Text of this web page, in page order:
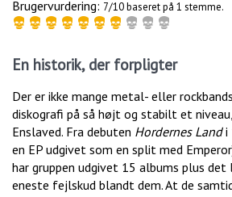
Brugervurdering: 7/10 baseret på 1 stemme.
En historik, der forpligter
Der er ikke mange metal- eller
diskografi på så højt og stabilt et
Enslaved. Fra debuten Hordernes Landi
en EP udgivet som en split med
har gruppen udgivet 15 albums plus det
eneste fejlskud blandt dem. At de